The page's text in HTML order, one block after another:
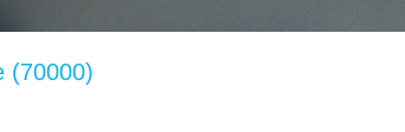
(70000)